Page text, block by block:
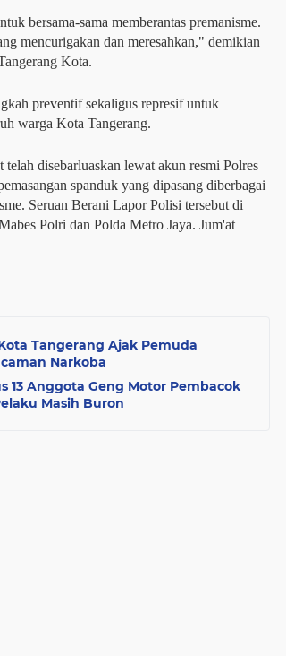
bersama-sama memberantas premanisme.
mencurigakan dan meresahkan," demikian
Kota.
preventif sekaligus represif untuk
warga Kota Tangerang.
telah disebarluaskan lewat akun resmi Polres
spanduk yang dipasang diberbagai
Seruan Berani Lapor Polisi tersebut di
Polri dan Polda Metro Jaya. Jum'at
Tangerang Ajak Pemuda
Narkoba
13 Anggota Geng Motor Pembacok
Masih Buron